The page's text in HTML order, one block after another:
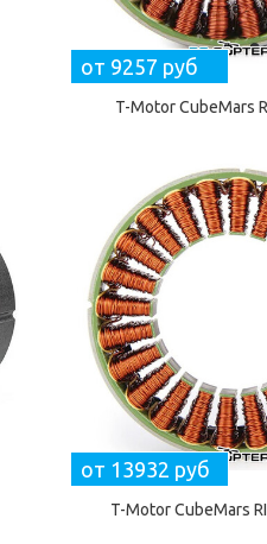
от 9257 руб
T-Motor CubeMars
от 13932 руб
T-Motor CubeMars